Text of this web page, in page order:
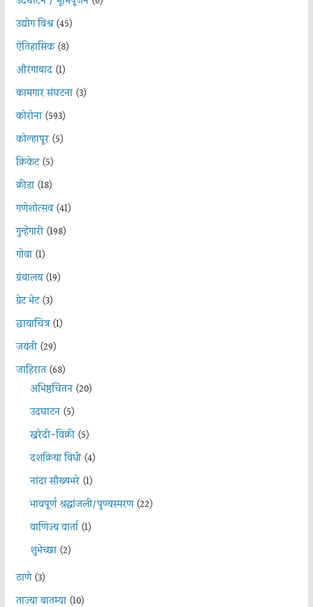
उद्योग विश्व(45)
ऐतिहासिक(8)
औरंगाबाद(1)
कामगार संघटना(3)
कोरोना(593)
कोल्हापूर(5)
क्रिकेट(5)
क्रीडा(18)
गणेशोत्सव(41)
गुन्हेगारी(198)
गोवा(1)
ग्रंथालय(19)
ग्रेट भेट(3)
छायाचित्र(1)
जयंती(29)
जाहिरात(68)
अभिष्ठचिंतन(20)
उदघाटन(5)
खरेदी-विक्री(5)
दशक्रिया विधी(4)
नांदा सौख्यभरे(1)
भावपूर्ण श्रद्धांजली/पुण्यस्मरण(22)
वाणिज्य वार्ता(1)
शुभेच्छा(2)
ठाणे(3)
ताज्या बातम्या(10)